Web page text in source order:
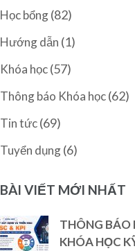
Học bổng(82)
Hướng dẫn (1)
Khóa học(57)
Thông báo Khóa học(62)
Tin tức(69)
Tuyển dụng(6)
BÀI VIẾT MỚI NHẤT
THÔNG BÁO
KHÓA HỌC